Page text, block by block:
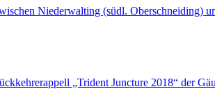
Niederwalting (südl. Oberschneiding)
„Trident Juncture 2018“ der